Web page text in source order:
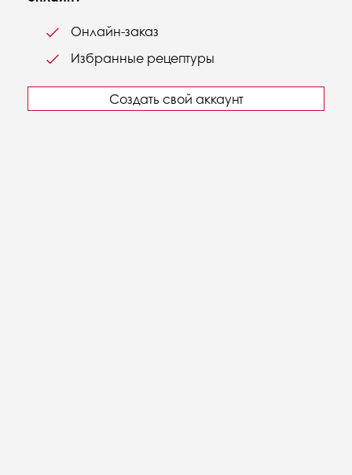
Онлайн-заказ
Избранные рецептуры
Создать свой аккаунт